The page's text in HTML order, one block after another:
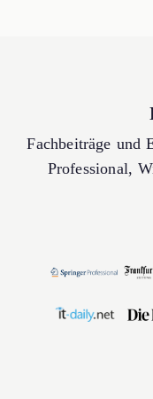
Fachbeiträge und
Professional,